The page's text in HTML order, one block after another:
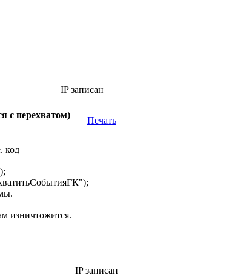
IP записан
с перехватом)
Печать
код
изничтожится.
IP записан